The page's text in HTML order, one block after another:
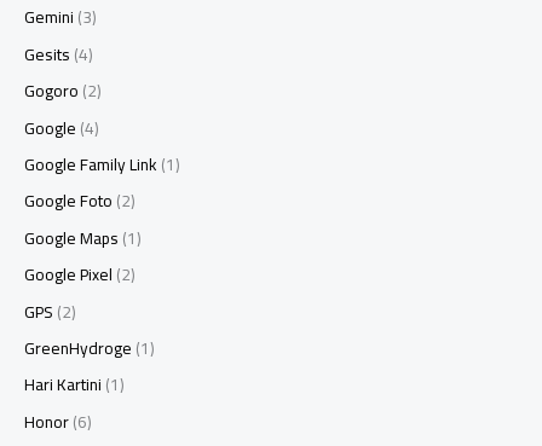
Gemini(3)
Gesits(4)
Gogoro(2)
Google(4)
Google Family Link(1)
Google Foto(2)
Google Maps(1)
Google Pixel(2)
GPS(2)
GreenHydroge(1)
Hari Kartini(1)
Honor(6)